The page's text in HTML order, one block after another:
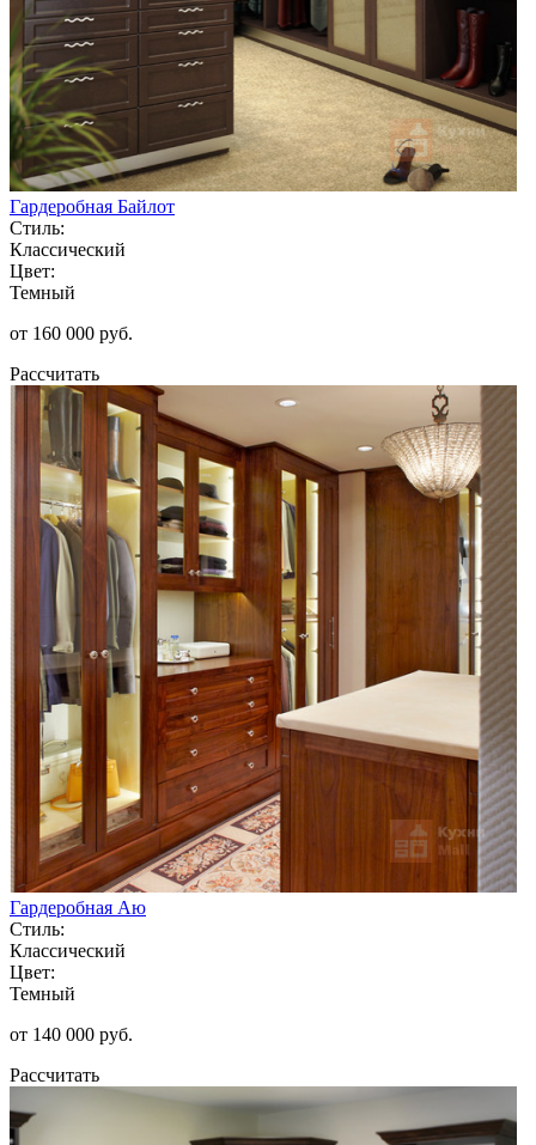
Гардеробная Байлот
Стиль:
Классический
Цвет:
Темный
от 160 000 руб.
Рассчитать
Гардеробная Аю
Стиль:
Классический
Цвет:
Темный
от 140 000 руб.
Рассчитать